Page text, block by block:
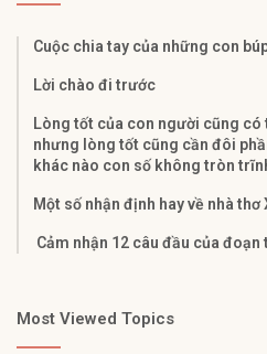
Cuộc chia tay của những con
Lời chào đi trước
Lòng tốt của con người cũng
nhưng lòng tốt cũng cần đôi
khác nào con số không tròn
Một số nhận định hay về nhà thơ
Cảm nhận 12 câu đầu của
Most Viewed Topics